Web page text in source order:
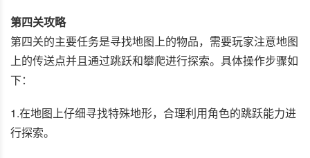
第四关攻略
第四关的主要任务是寻找地图上的物品，需要玩家注意地图
上的传送点并且通过跳跃和攀爬进行探索。具体操作步骤如
下：
1.在地图上仔细寻找特殊地形，合理利用角色的跳跃能力进
行探索。